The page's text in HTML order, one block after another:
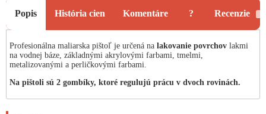
Popis História cien Komentáre ? Recenzie
Profesionálna maliarska pištoľ je určená na lakovanie povrchov lakmi
na vodnej báze, základnými akrylovými farbami, tmelmi,
metalizovanými a perličkovými farbami.
Na pištoli sú 2 gombíky, ktoré regulujú prácu v dvoch rovinách.